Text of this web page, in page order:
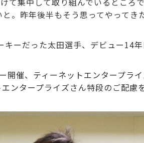
。昨年後半もそう思ってやってき
ーだった太田選手、デビュー14
開催、ティーネットエンタープライ
ンタープライズさん特段のご配慮